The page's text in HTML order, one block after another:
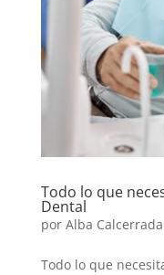
Todo lo que
Dental
por Alba Calcerrada
Todo lo que